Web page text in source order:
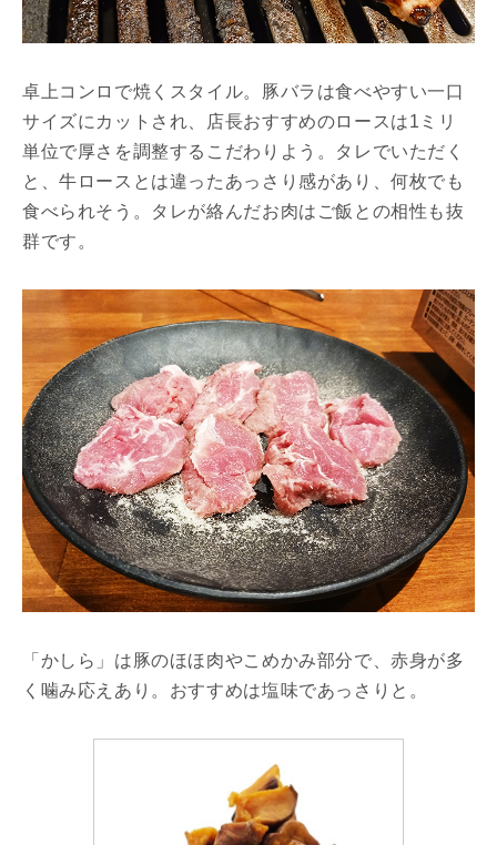
卓上コンロで焼くスタイル。豚バラは食べやすい一口
サイズにカットされ、店長おすすめのロースは1ミリ
単位で厚さを調整するこだわりよう。タレでいただく
と、牛ロースとは違ったあっさり感があり、何枚でも
食べられそう。タレが絡んだお肉はご飯との相性も抜
群です。
「かしら」は豚のほほ肉やこめかみ部分で、赤身が多
く噛み応えあり。おすすめは塩味であっさりと。